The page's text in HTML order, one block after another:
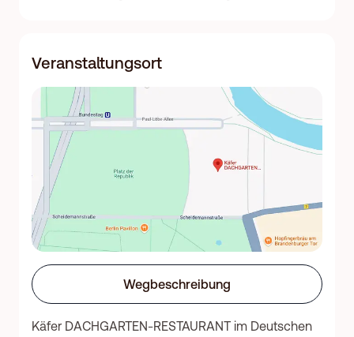
Veranstaltungsort
Wegbeschreibung
Käfer DACHGARTEN-RESTAURANT im Deutschen